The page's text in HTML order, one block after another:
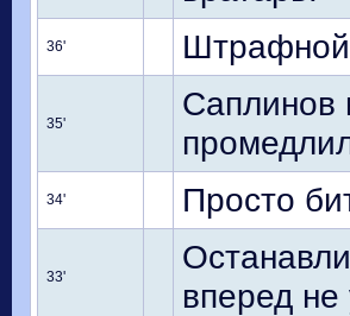
36' Штрафной
35'
Саплинов
34' Просто
33'
вперед не